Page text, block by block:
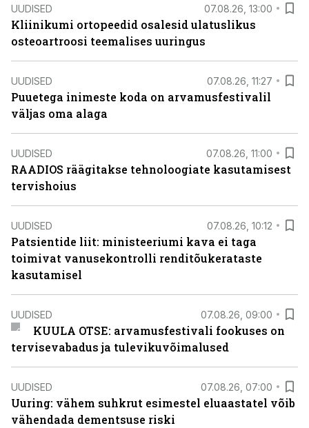
UUDISED 07.08.26, 13:00
Kliinikumi ortopeedid osalesid ulatuslikus
osteoartroosi teemalises uuringus
UUDISED 07.08.26, 11:27
Puuetega inimeste koda on arvamusfestivalil
väljas oma alaga
UUDISED 07.08.26, 11:00
RAADIOS räägitakse tehnoloogiate kasutamisest
tervishoius
UUDISED 07.08.26, 10:12
Patsientide liit: ministeeriumi kava ei taga
toimivat vanusekontrolli renditõukerataste
kasutamisel
UUDISED 07.08.26, 09:00
KUULA OTSE: arvamusfestivali fookuses on
tervisevabadus ja tulevikuvõimalused
UUDISED 07.08.26, 07:00
Uuring: vähem suhkrut esimestel eluaastatel võib
vähendada dementsuse riski